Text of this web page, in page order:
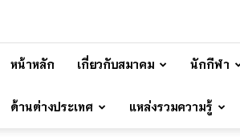
หน้าหลัก เกี่ยวกับสมาคม นักกีฬา
ด้านต่างประเทศ แหล่งรวมความรู้